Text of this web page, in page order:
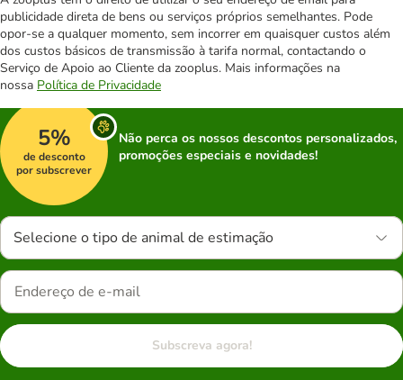
publicidade direta de bens ou serviços próprios semelhantes. Pode
opor-se a qualquer momento, sem incorrer em quaisquer custos além
dos custos básicos de transmissão à tarifa normal, contactando o
Serviço de Apoio ao Cliente da zooplus. Mais informações na
nossa Política de Privacidade
5%
de desconto
por subscrever
Não perca os nossos descontos personalizados,
promoções especiais e novidades!
Selecione o tipo de animal de estimação
Subscreva agora!